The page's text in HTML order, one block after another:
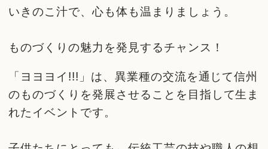
いきのこ汁で、心も体も温まりましょう。
ものづくりの魅力を発見するチャンス！
「ヨヨヨイ!!!」は、異業種の交流を通じて信州
のものづくりを発展させることを目指して生ま
れたイベントです。